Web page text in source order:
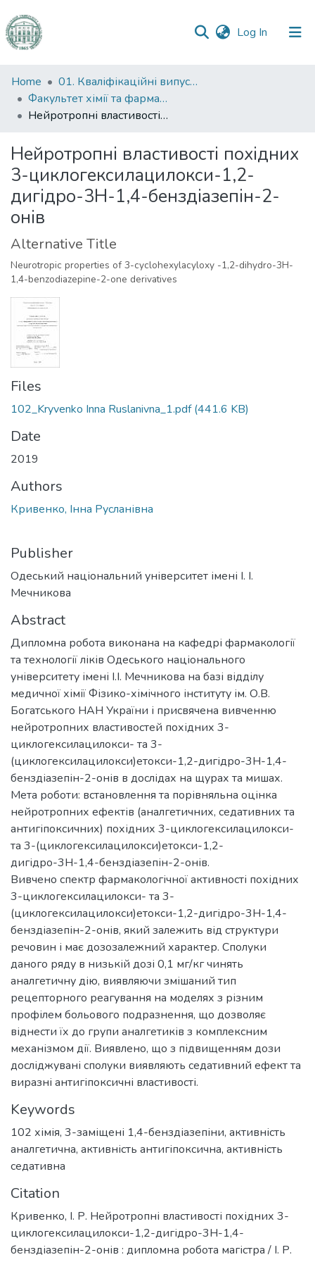
Log In (current)
Communities
&
Collections
Statistics
Home
01. Кваліфікаційні випускні роботи здобувачів вищої освіти
Факультет хімії та фармації
Нейротропні властивості похідних 3-циклогексилацилокси-1,2-дигідро-3Н-1,4-бенздіазепін-2-онів
Нейротропні властивості похідних
3-циклогексилацилокси-1,2-
дигідро-3Н-1,4-бенздіазепін-2-
онів
Alternative Title
Neurotropic properties of 3-cyclohexylacyloxy -1,2-dihydro-3H-
1,4-benzodiazepine-2-оne derivatives
Files
102_Kryvenko Inna Ruslanivna_1.pdf(441.6 KB)
Date
2019
Authors
Кривенко, Інна Русланівна
Publisher
Одеський національний університет імені І. І.
Мечникова
Abstract
Дипломна робота виконана на кафедрі фармакології
та технології ліків Одеського національного
університету імені І.І. Мечникова на базі відділу
медичної хімії Фізико-хімічного інституту ім. О.В.
Богатського НАН України і присвячена вивченню
нейротропних властивостей похідних 3-
циклогексилацилокси- та 3-
(циклогексилацилокси)етокси-1,2-дигідро-3Н-1,4-
бенздіазепін-2-онів в дослідах на щурах та мишах.
Мета роботи: встановлення та порівняльна оцінка
нейротропних ефектів (аналгетичних, седативних та
антигіпоксичних) похідних 3-циклогексилацилокси-
та 3-(циклогексилацилокси)етокси-1,2-
дигідро-3Н-1,4-бенздіазепін-2-онів.
Вивчено спектр фармакологічної активності похідних
3-циклогексилацилокси- та 3-
(циклогексилацилокси)етокси-1,2-дигідро-3Н-1,4-
бенздіазепін-2-онів, який залежить від структури
речовин і має дозозалежний характер. Сполуки
даного ряду в низькій дозі 0,1 мг/кг чинять
аналгетичну дію, виявляючи змішаний тип
рецепторного реагування на моделях з різним
профілем больового подразнення, що дозволяє
віднести їх до групи аналгетиків з комплексним
механізмом дії. Виявлено, що з підвищенням дози
досліджувані сполуки виявляють седативний ефект та
виразні антигіпоксичні властивості.
Keywords
102 хімія, 3-заміщені 1,4-бенздіазепіни, активність
аналгетична, активність антигіпоксична, активність
седативна
Citation
Кривенко, І. Р. Нейротропні властивості похідних 3-
циклогексилацилокси-1,2-дигідро-3Н-1,4-
бенздіазепін-2-онів : дипломна робота магістра / І. Р.